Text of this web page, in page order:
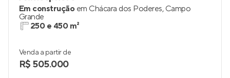
Em construção em Chácara dos Poderes, Campo
Grande
250 e 450 m²
Venda a partir de
R$ 505.000